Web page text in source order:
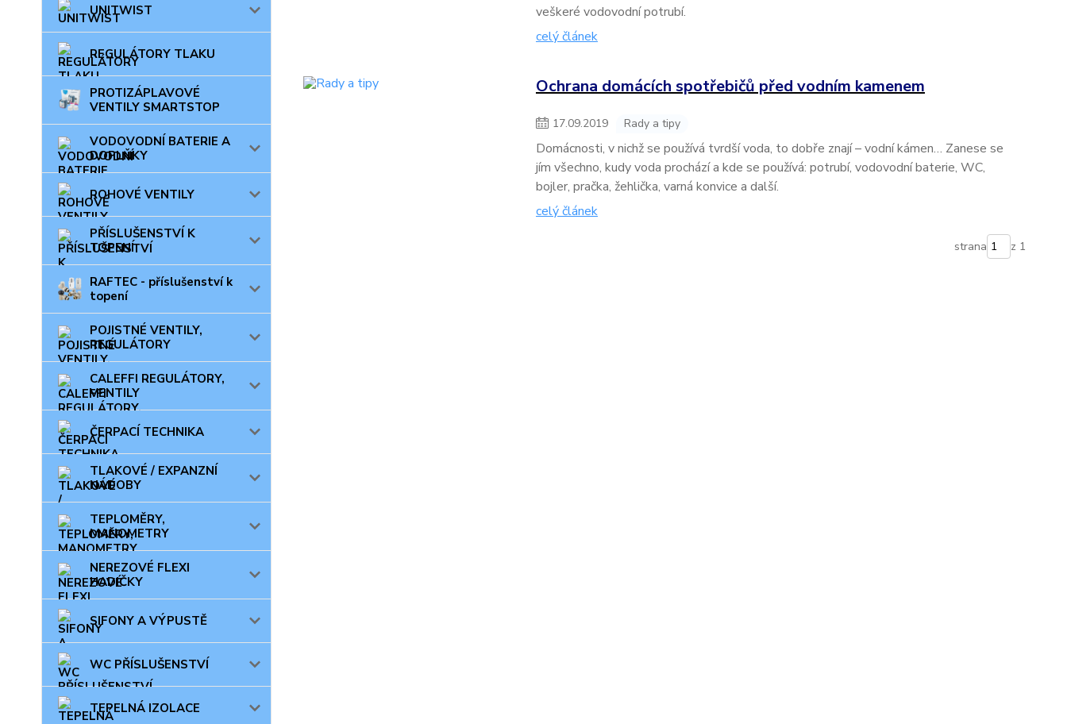
UNITWIST
REGULÁTORY TLAKU
PROTIZÁPLAVOVÉ
VENTILY SMARTSTOP
VODOVODNÍ BATERIE A
DOPLŇKY
ROHOVÉ VENTILY
PŘÍSLUŠENSTVÍ K
TOPENÍ
RAFTEC - příslušenství k
topení
POJISTNÉ VENTILY,
REGULÁTORY
CALEFFI REGULÁTORY,
VENTILY
ČERPACÍ TECHNIKA
TLAKOVÉ / EXPANZNÍ
NÁDOBY
TEPLOMĚRY,
MANOMETRY
NEREZOVÉ FLEXI
HADIČKY
SIFONY A VÝPUSTĚ
WC PŘÍSLUŠENSTVÍ
TEPELNÁ IZOLACE
veškeré vodovodní potrubí.
celý článek
Ochrana domácích spotřebičů před vodním kamenem
17.09.2019 Rady a tipy
Domácnosti, v nichž se používá tvrdší voda, to dobře znají – vodní kámen… Zanese se
jím všechno, kudy voda prochází a kde se používá: potrubí, vodovodní baterie, WC,
bojler, pračka, žehlička, varná konvice a další.
celý článek
strana z 1